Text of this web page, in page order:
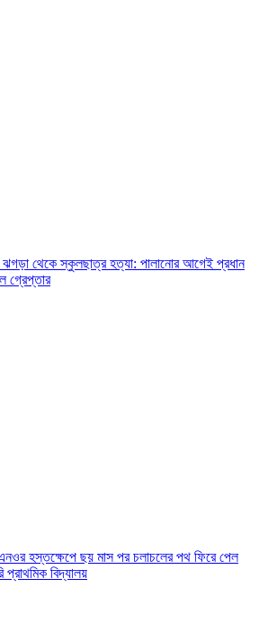
ঝগড়া থেকে স্কুলছাত্র হত্যা: পালানোর আগেই প্রধান
গ্রেপ্তার
হস্তক্ষেপে ছয় মাস পর চলাচলের পথ ফিরে পেল
প্রাথমিক বিদ্যালয়